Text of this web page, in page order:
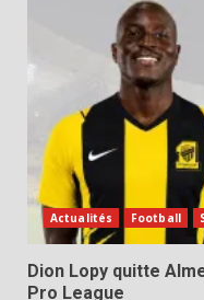
Actualités Football
Dion Lopy quitte
Pro League